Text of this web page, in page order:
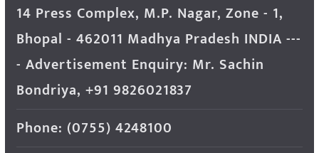
14 Press Complex, M.P. Nagar, Zone - 1,
Bhopal - 462011 Madhya Pradesh INDIA ---
- Advertisement Enquiry: Mr. Sachin
Bondriya, +91 9826021837
Phone: (0755) 4248100